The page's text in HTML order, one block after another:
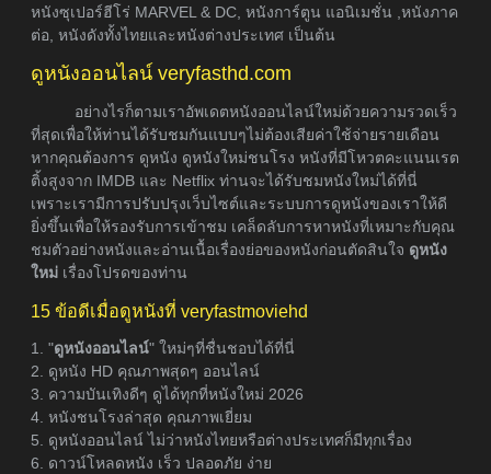
หนังซุเปอร์ฮีโร่ MARVEL & DC, หนังการ์ตูน แอนิเมชั่น ,หนังภาค
ต่อ, หนังดังทั้งไทยและหนังต่างประเทศ เป็นต้น
ดูหนังออนไลน์ veryfasthd.com
อย่างไรก็ตามเราอัพเดตหนังออนไลน์ใหม่ด้วยความรวดเร็ว
ที่สุดเพื่อให้ท่านได้รับชมกันแบบๆไม่ต้องเสียค่าใช้จ่ายรายเดือน
หากคุณต้องการ ดูหนัง ดูหนังใหม่ชนโรง หนังที่มีโหวตคะแนนเรต
ติ้งสูงจาก IMDB และ Netflix ท่านจะได้รับชมหนังใหม่ได้ที่นี่
เพราะเรามีการปรับปรุงเว็บไซต์และระบบการดูหนังของเราให้ดี
ยิ่งขึ้นเพื่อให้รองรับการเข้าชม เคล็ดลับการหาหนังที่เหมาะกับคุณ
ชมตัวอย่างหนังและอ่านเนื้อเรื่องย่อของหนังก่อนตัดสินใจ ดูหนัง
ใหม่ เรื่องโปรดของท่าน
15 ข้อดีเมื่อดูหนังที่ veryfastmoviehd
1. "ดูหนังออนไลน์" ใหม่ๆที่ชื่นชอบได้ที่นี่
2. ดูหนัง HD คุณภาพสุดๆ ออนไลน์
3. ความบันเทิงดีๆ ดูได้ทุกที่หนังใหม่ 2026
4. หนังชนโรงล่าสุด คุณภาพเยี่ยม
5. ดูหนังออนไลน์ ไม่ว่าหนังไทยหรือต่างประเทศก็มีทุกเรื่อง
6. ดาวน์โหลดหนัง เร็ว ปลอดภัย ง่าย